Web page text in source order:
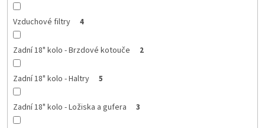
Vzduchové filtry 4
Zadní 18" kolo - Brzdové kotouče 2
Zadní 18" kolo - Haltry 5
Zadní 18" kolo - Ložiska a gufera 3